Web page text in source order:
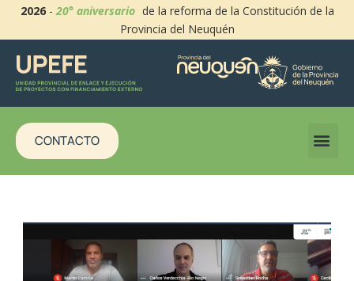
2026-20° aniversario de la reforma de la Constitución de la
Provincia del Neuquén
CONTACTO